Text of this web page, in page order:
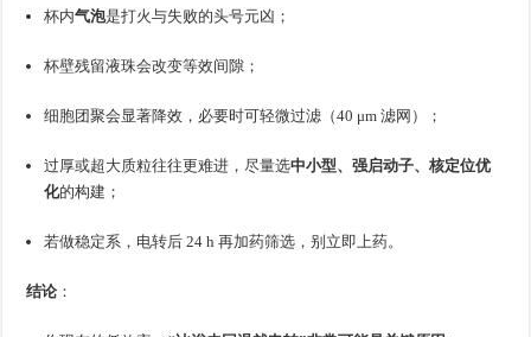
杯内气泡是打火与失败的头号元凶；
杯壁残留液珠会改变等效间隙；
细胞团聚会显著降效，必要时可轻微过滤（40 μm 滤网）；
过厚或超大质粒往往更难进，尽量选中小型、强启动子、核定位优
化的构建；
若做稳定系，电转后 24 h 再加药筛选，别立即上药。
结论 ：